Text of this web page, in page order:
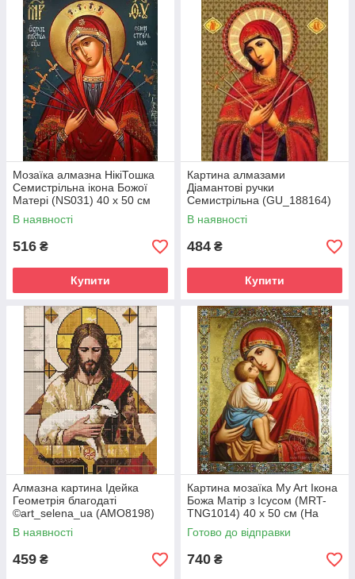
Мозаїка алмазна НікіТошка
Семистрільна ікона Божої
Матері (NS031) 40 х 50 см
(На підрамнику)
В наявності
516 ₴
Купити
Картина алмазами
Діамантові ручки
Семистрільна (GU_188164)
40 х 50 см (На підрамнику)
В наявності
484 ₴
Купити
Алмазна картина Ідейка
Геометрія благодаті
©art_selena_ua (AMO8198)
40 х 50 см (На підрамнику)
В наявності
459 ₴
Картина мозаїка My Art Ікона
Божа Матір з Ісусом (MRT-
TNG1014) 40 х 50 см (На
підрамнику)
Готово до відправки
740 ₴